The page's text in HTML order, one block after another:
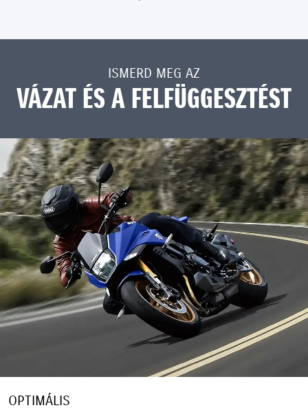
ISMERD MEG AZ
VÁZAT ÉS A FELFÜGGESZTÉST
OPTIMÁLIS